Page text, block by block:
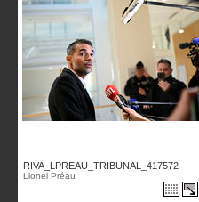
RIVA_LPREAU_TRIBUNAL_417572
Lionel Préau